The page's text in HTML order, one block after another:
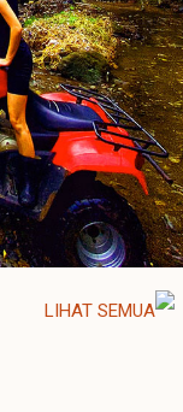
LIHAT SEMUA